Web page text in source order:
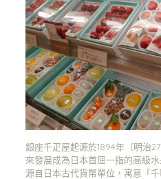
銀座千疋屋起源於1894年（明治
來發展成為日本首屈一指的高級
源自日本古代貨幣單位，寓意「